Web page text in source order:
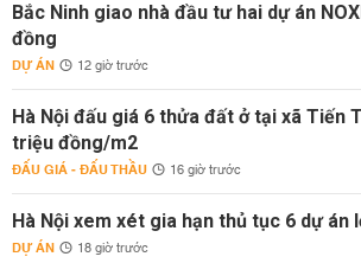
Bắc Ninh giao nhà đầu tư hai dự án
đồng
DỰ ÁN 12 giờ trước
Hà Nội đấu giá 6 thửa đất ở tại xã Tiến
triệu đồng/m2
ĐẤU GIÁ - ĐẤU THẦU 16 giờ trước
Hà Nội xem xét gia hạn thủ tục 6 dự án
DỰ ÁN 18 giờ trước